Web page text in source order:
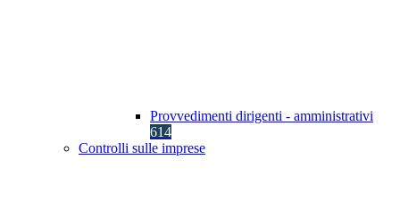
Provvedimenti dirigenti - amministrativi
614
Controlli sulle imprese